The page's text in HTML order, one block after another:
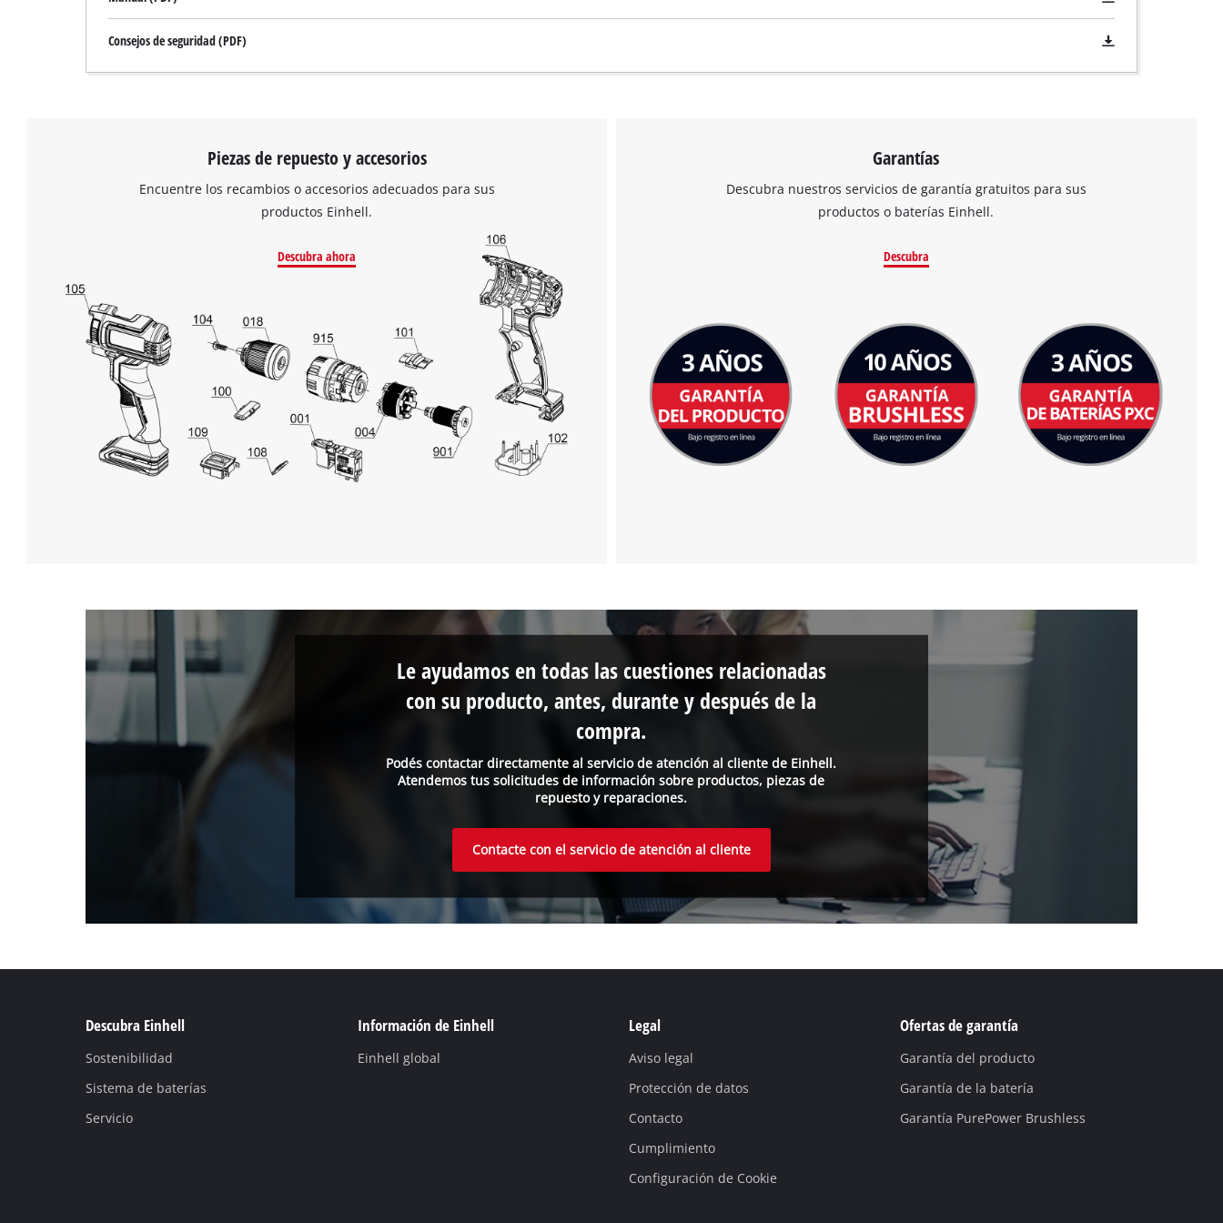
Consejos de seguridad (PDF)
Piezas de repuesto y accesorios
Encuentre los recambios o accesorios adecuados para sus
productos Einhell.
Descubra ahora
Garantías
Descubra nuestros servicios de garantía gratuitos para sus
productos o baterías Einhell.
Descubra
Podés contactar directamente al servicio de atención al cliente de Einhell.
Atendemos tus solicitudes de información sobre productos, piezas de
repuesto y reparaciones.
Le ayudamos en todas las cuestiones relacionadas
con su producto, antes, durante y después de la
compra.
Contacte con el servicio de atención al cliente
Descubra Einhell
Sostenibilidad
Sistema de baterías
Servicio
Información de Einhell
Einhell global
Legal
Aviso legal
Protección de datos
Contacto
Cumplimiento
Configuración de Cookie
Ofertas de garantía
Garantía del producto
Garantía de la batería
Garantía PurePower Brushless